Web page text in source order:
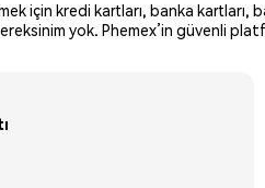
için kredi kartları, banka
yok. Phemex’in güvenli